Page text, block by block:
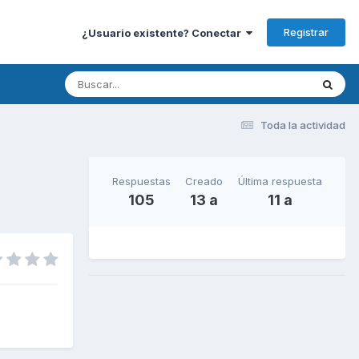
¿Usuario existente? Conectar Registrar
Toda la actividad
Respuestas
105
Creado
13 a
Última respuesta
11 a